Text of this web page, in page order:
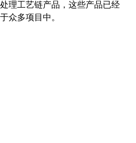
理工艺链产品，这些产品已经
众多项目中。